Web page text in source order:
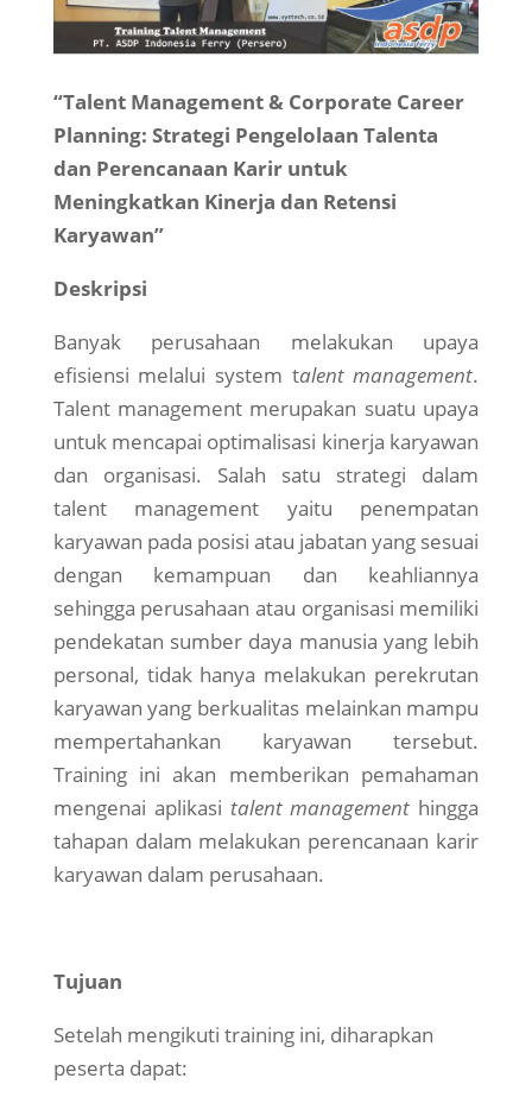
“Talent Management & Corporate Career
Planning: Strategi Pengelolaan Talenta
dan Perencanaan Karir untuk
Meningkatkan Kinerja dan Retensi
Karyawan”
Deskripsi
Banyak perusahaan melakukan upaya
efisiensi melalui system talent management.
Talent management merupakan suatu upaya
untuk mencapai optimalisasi kinerja karyawan
dan organisasi. Salah satu strategi dalam
talent management yaitu penempatan
karyawan pada posisi atau jabatan yang sesuai
dengan kemampuan dan keahliannya
sehingga perusahaan atau organisasi memiliki
pendekatan sumber daya manusia yang lebih
personal, tidak hanya melakukan perekrutan
karyawan yang berkualitas melainkan mampu
mempertahankan karyawan tersebut.
Training ini akan memberikan pemahaman
mengenai aplikasi talent management hingga
tahapan dalam melakukan perencanaan karir
karyawan dalam perusahaan.
Tujuan
Setelah mengikuti training ini, diharapkan
peserta dapat: